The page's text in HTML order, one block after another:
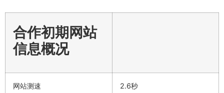
合作初期网站
信息概况
网站测速 2.6秒